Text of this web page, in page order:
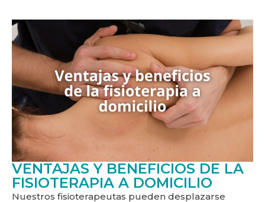
VENTAJAS Y BENEFICIOS DE LA
FISIOTERAPIA A DOMICILIO
Nuestros fisioterapeutas pueden desplazarse